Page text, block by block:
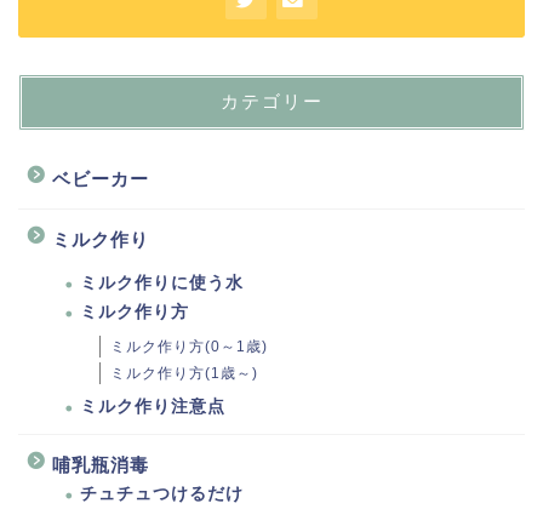
カテゴリー
ベビーカー
ミルク作り
ミルク作りに使う水
ミルク作り方
ミルク作り方(0～1歳)
ミルク作り方(1歳～)
ミルク作り注意点
哺乳瓶消毒
チュチュつけるだけ